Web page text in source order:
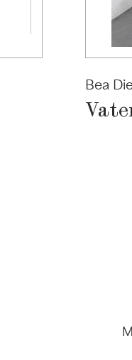
Bea